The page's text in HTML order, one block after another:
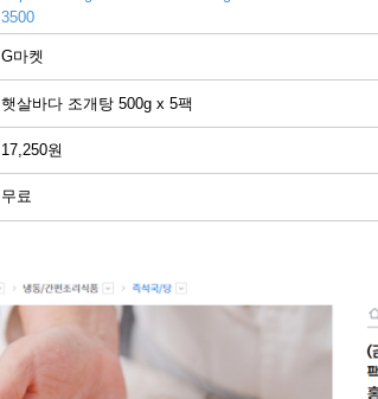
3500
G마켓
햇살바다 조개탕 500g x 5팩
17,250원
무료